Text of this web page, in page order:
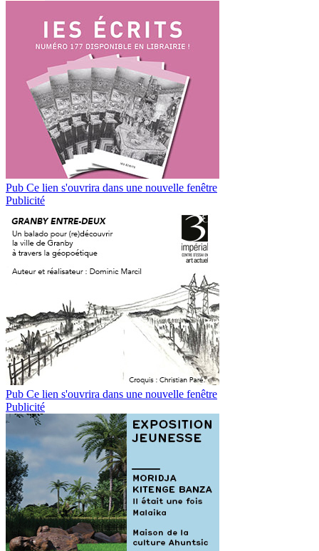
Pub Ce lien s'ouvrira dans une nouvelle fenêtre
Publicité
Pub Ce lien s'ouvrira dans une nouvelle fenêtre
Publicité